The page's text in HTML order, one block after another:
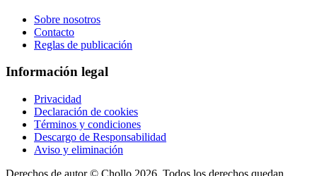
Sobre nosotros
Contacto
Reglas de publicación
Información legal
Privacidad
Declaración de cookies
Términos y condiciones
Descargo de Responsabilidad
Aviso y eliminación
Derechos de autor © Chollo 2026. Todos los derechos quedan